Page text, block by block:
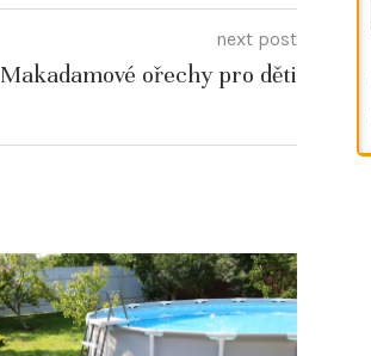
next post
Makadamové ořechy pro děti